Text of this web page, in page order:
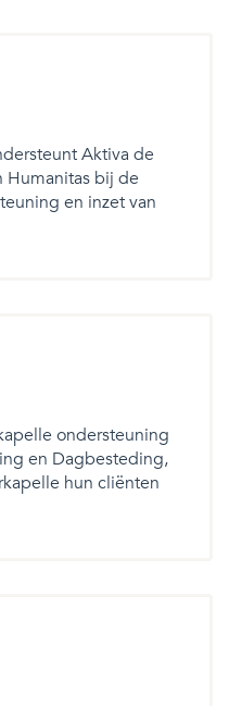
Aktiva de
Humanitas bij de
en inzet van
ondersteuning
en Dagbesteding,
hun cliënten